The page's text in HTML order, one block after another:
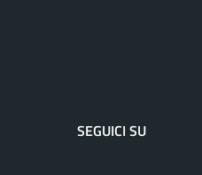
SEGUICI SU